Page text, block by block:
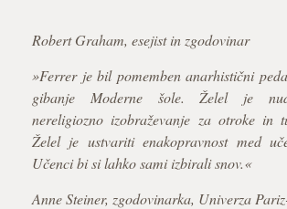
Robert Graham, esejist in zgodovinar
»Ferrer je bil pomemben anarhistični
gibanje Moderne šole. Želel je
nereligiozno izobraževanje za otroke in
Želel je ustvariti enakopravnost med
Učenci bi si lahko sami izbirali snov.«
Anne Steiner, zgodovinarka, Univerza